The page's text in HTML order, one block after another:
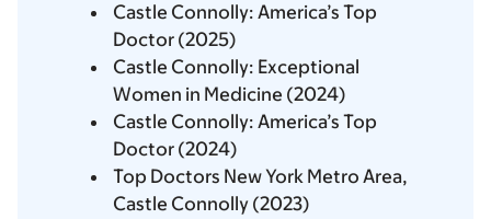
Castle Connolly: America’s Top
Doctor (2025)
Castle Connolly: Exceptional
Women in Medicine (2024)
Castle Connolly: America’s Top
Doctor (2024)
Top Doctors New York Metro Area,
Castle Connolly (2023)